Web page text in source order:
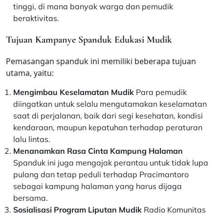
tinggi, di mana banyak warga dan pemudik
beraktivitas.
Tujuan Kampanye Spanduk Edukasi Mudik
Pemasangan spanduk ini memiliki beberapa tujuan
utama, yaitu:
Mengimbau Keselamatan Mudik Para pemudik
diingatkan untuk selalu mengutamakan keselamatan
saat di perjalanan, baik dari segi kesehatan, kondisi
kendaraan, maupun kepatuhan terhadap peraturan
lalu lintas.
Menanamkan Rasa Cinta Kampung Halaman
Spanduk ini juga mengajak perantau untuk tidak lupa
pulang dan tetap peduli terhadap Pracimantoro
sebagai kampung halaman yang harus dijaga
bersama.
Sosialisasi Program Liputan Mudik Radio Komunitas